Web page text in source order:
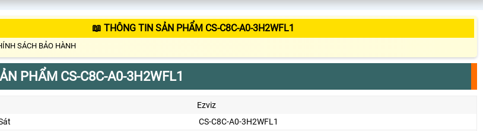
📖 THÔNG TIN SẢN PHẨM CS-C8C-A0-3H2WFL1
SÁCH BẢO HÀNH
PHẨM CS-C8C-A0-3H2WFL1
Ezviz
CS-C8C-A0-3H2WFL1